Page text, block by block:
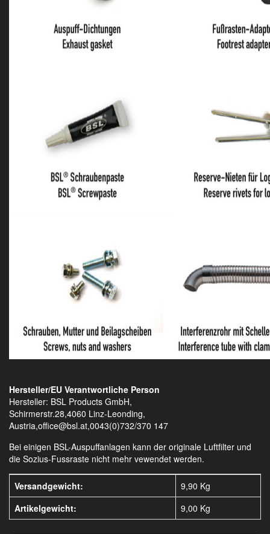
Hersteller/EU Verantwortliche Person
Hersteller: BSL Products GmbH,
Schirmerstr.28,4060 Linz-Leonding,
Austria,office@bsl.at,0043(0)732/370 147
Bei einigen BSL-Auspuffanlagen kann der originale Luftfilter und
die Sozius-Fussraste nicht mehr vewendet werden.
Versandgewicht:
9,90 Kg
Artikelgewicht:
9,00 Kg